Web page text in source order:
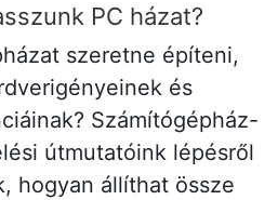
PC házat?
szeretne építeni,
és
Számítógépház-
útmutatóink lépésről
hogyan állíthat össze